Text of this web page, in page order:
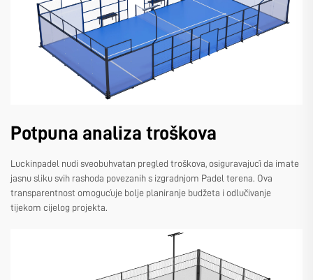
Potpuna analiza troškova
Luckinpadel nudi sveobuhvatan pregled troškova, osiguravajući da imate
jasnu sliku svih rashoda povezanih s izgradnjom Padel terena. Ova
transparentnost omogućuje bolje planiranje budžeta i odlučivanje
tijekom cijelog projekta.